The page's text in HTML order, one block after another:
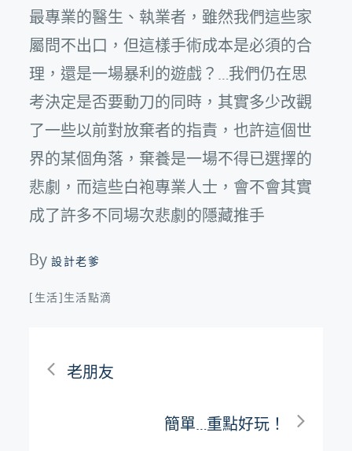
最專業的醫生、執業者，雖然我們這些家
屬問不出口，但這樣手術成本是必須的合
理，還是一場暴利的遊戲？…我們仍在思
考決定是否要動刀的同時，其實多少改觀
了一些以前對放棄者的指責，也許這個世
界的某個角落，棄養是一場不得已選擇的
悲劇，而這些白袍專業人士，會不會其實
成了許多不同場次悲劇的隱藏推手
By設計老爹
[生活]生活點滴
文老朋友
簡單…重點好玩！